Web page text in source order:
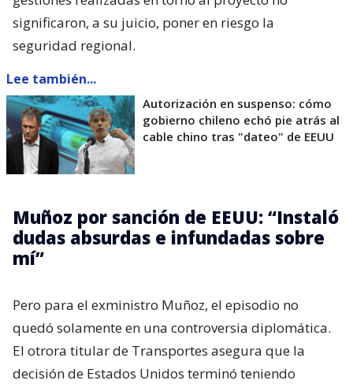
significaron, a su juicio, poner en riesgo la
seguridad regional.
Lee también...
Autorización en suspenso: cómo
gobierno chileno echó pie atrás al
cable chino tras "dateo" de EEUU
Muñoz por sanción de EEUU: “Instaló
dudas absurdas e infundadas sobre
mí”
Pero para el exministro Muñoz, el episodio no
quedó solamente en una controversia diplomática.
El otrora titular de Transportes asegura que la
decisión de Estados Unidos terminó teniendo